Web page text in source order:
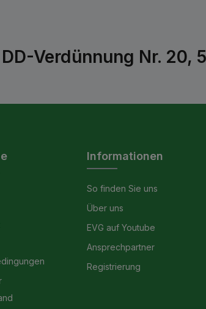
Verdünnung Nr. 20,
Informationen
So finden Sie uns
Über uns
EVG auf Youtube
Ansprechpartner
Registrierung